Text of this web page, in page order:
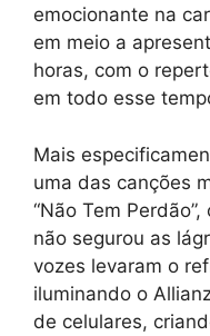
emocionante na
em meio a
horas, com o
em todo esse
Mais
uma das canções
“Não Tem
não segurou as
vozes levaram o
iluminando o
de celulares,